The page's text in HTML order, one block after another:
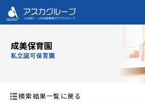
成美保育園
私立認可保育園
検索結果一覧に戻る